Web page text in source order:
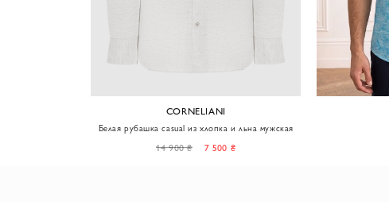
CORNELIANI
Белая рубашка casual из хлопка и льна мужская
14 900 ₴ 7 500 ₴